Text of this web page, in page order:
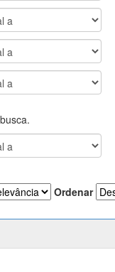
Ordenar